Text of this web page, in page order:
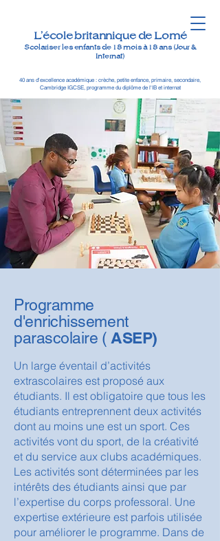
L'école britannique de Lomé
Scolariser les enfants de 18 mois à 18 ans (Jour &
Internat)
40 ans d'excellence académique : crèche, petite enfance, primaire, secondaire,
Cambridge IGCSE, programme du diplôme de l'IB et internat
Programme
d'enrichissement
parascolaire ( ASEP)
​Un large éventail d’activités
extrascolaires est proposé aux
étudiants. Il est obligatoire que tous les
étudiants entreprennent deux activités
dont au moins une est un sport. Ces
activités vont du sport, de la créativité
et du service aux clubs académiques.
Les activités sont déterminées par les
intérêts des étudiants ainsi que par
l’expertise du corps professoral. Une
expertise extérieure est parfois utilisée
pour améliorer le programme. Dans de